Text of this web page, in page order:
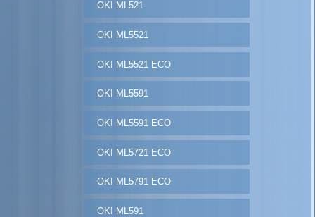
OKI ML521
OKI ML5521
OKI ML5521 ECO
OKI ML5591
OKI ML5591 ECO
OKI ML5721 ECO
OKI ML5791 ECO
OKI ML591